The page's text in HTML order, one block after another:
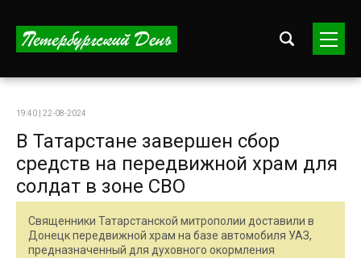
19:40 | 22-08-2024
В Татарстане завершен сбор
средств на передвижной храм для
солдат в зоне СВО
Священники Татарстанской митрополии доставили в
Донецк передвижной храм на базе автомобиля УАЗ,
предназначенный для духовного окормления